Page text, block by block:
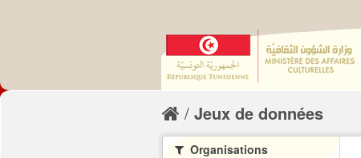
Jeux de données
Organisations